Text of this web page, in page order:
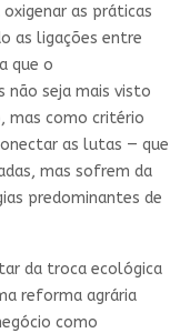
as práticas
as ligações entre
que o
não seja mais visto
mas como critério
as lutas — que
mas sofrem da
predominantes de
da troca ecológica
reforma agrária
como